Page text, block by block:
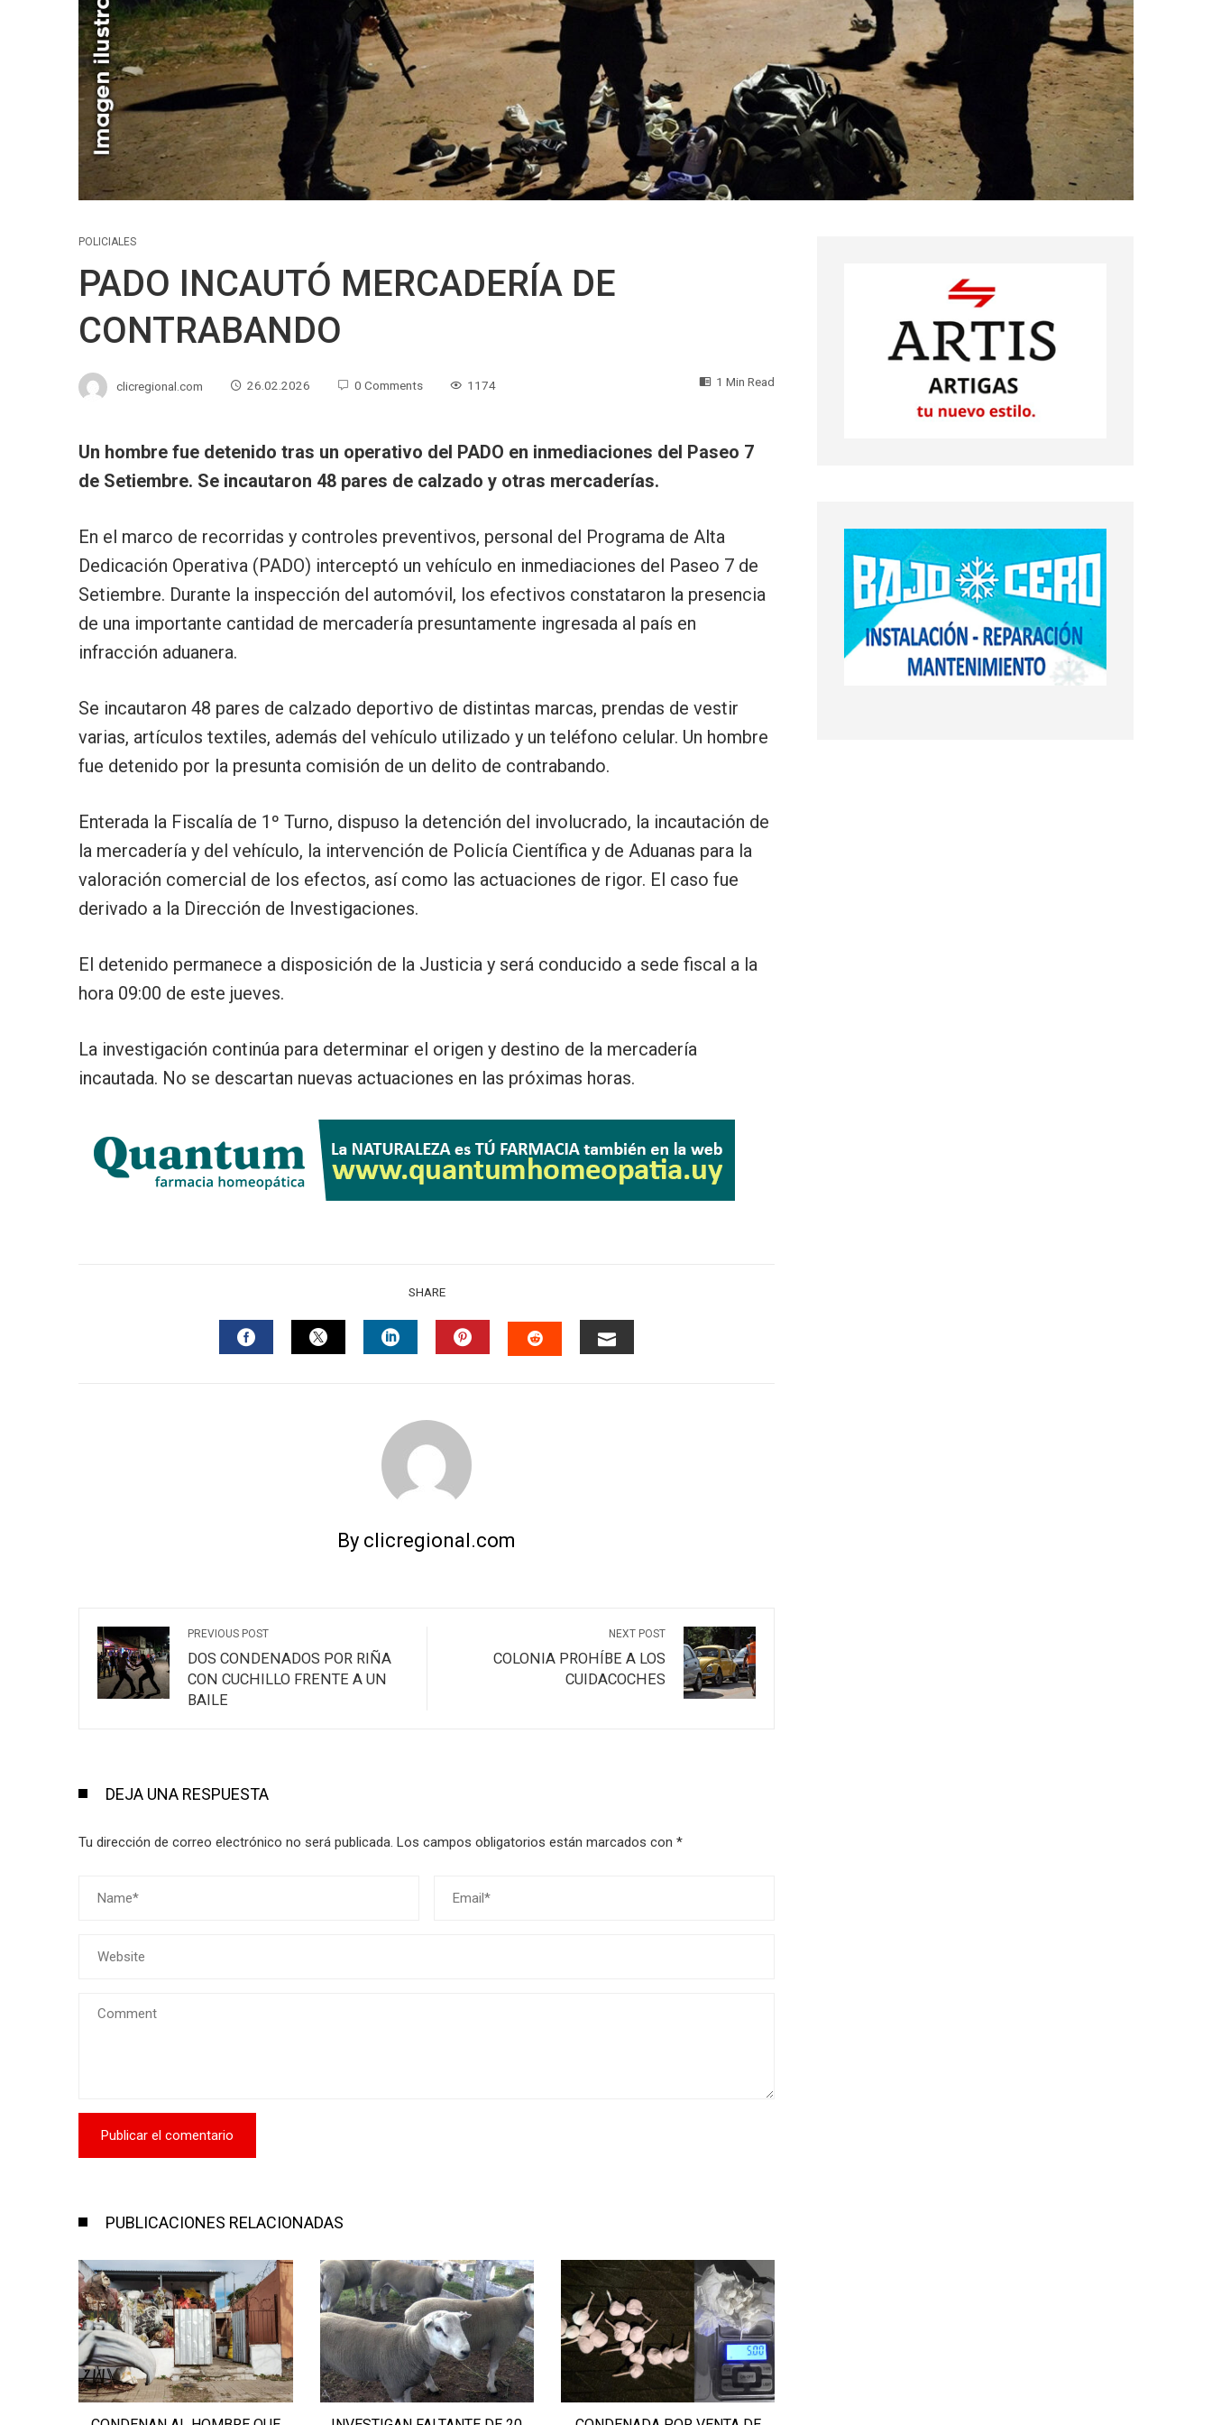
POLICIALES
PADO INCAUTÓ MERCADERÍA DE
CONTRABANDO
clicregional.com 26.02.2026 0 Comments 1174 1 Min Read
Un hombre fue detenido tras un operativo del PADO en inmediaciones del Paseo 7
de Setiembre. Se incautaron 48 pares de calzado y otras mercaderías.
En el marco de recorridas y controles preventivos, personal del Programa de Alta
Dedicación Operativa (PADO) interceptó un vehículo en inmediaciones del Paseo 7 de
Setiembre. Durante la inspección del automóvil, los efectivos constataron la presencia
de una importante cantidad de mercadería presuntamente ingresada al país en
infracción aduanera.
Se incautaron 48 pares de calzado deportivo de distintas marcas, prendas de vestir
varias, artículos textiles, además del vehículo utilizado y un teléfono celular. Un hombre
fue detenido por la presunta comisión de un delito de contrabando.
Enterada la Fiscalía de 1º Turno, dispuso la detención del involucrado, la incautación de
la mercadería y del vehículo, la intervención de Policía Científica y de Aduanas para la
valoración comercial de los efectos, así como las actuaciones de rigor. El caso fue
derivado a la Dirección de Investigaciones.
El detenido permanece a disposición de la Justicia y será conducido a sede fiscal a la
hora 09:00 de este jueves.
La investigación continúa para determinar el origen y destino de la mercadería
incautada. No se descartan nuevas actuaciones en las próximas horas.
SHARE
By clicregional.com
PREVIOUS POST
DOS CONDENADOS POR RIÑA
CON CUCHILLO FRENTE A UN
BAILE
NEXT POST
COLONIA PROHÍBE A LOS
CUIDACOCHES
DEJA UNA RESPUESTA
Tu dirección de correo electrónico no será publicada. Los campos obligatorios están marcados con *
PUBLICACIONES RELACIONADAS